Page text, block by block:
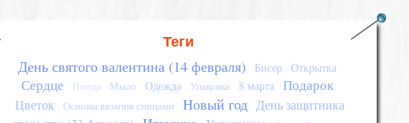
Теги
День святого валентина (14 февраля) Бисер Открытка
Сердце Посуда Мыло Одежда Упаковка 8 марта Подарок
Цветок Основы вязания спицами Новый год День защитника